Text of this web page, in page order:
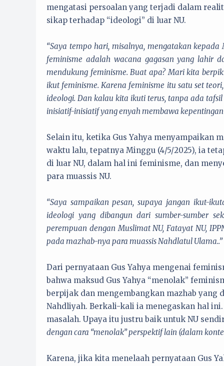
mengatasi persoalan yang terjadi dalam
sikap terhadap “ideologi” di luar NU.
“Saya tempo hari, misalnya, mengatakan
feminisme adalah wacana gagasan yang lahir
mendukung feminisme. Buat apa? Mari kita
ikut feminisme. Karena feminisme itu satu set
ideologi. Dan kalau kita ikuti terus, tanpa ada
inisiatif-inisiatif yang enyah membawa kepentingan
Selain itu, ketika Gus Yahya menyampaikan
waktu lalu, tepatnya Minggu (4/5/2025), ia
di luar NU, dalam hal ini feminisme, dan
para muassis NU.
“Saya sampaikan pesan, supaya jangan ikut-
ideologi yang dibangun dari sumber-sumber
perempuan dengan Muslimat NU, Fatayat NU,
pada mazhab-nya para muassis Nahdlatul Ulama..”
Dari pernyataan Gus Yahya mengenai
bahwa maksud Gus Yahya “menolak”
berpijak dan mengembangkan mazhab yang
Nahdliyah. Berkali-kali ia menegaskan hal
masalah. Upaya itu justru baik untuk NU
dengan cara “menolak” perspektif lain (dalam
Karena, jika kita menelaah pernyataan Gus